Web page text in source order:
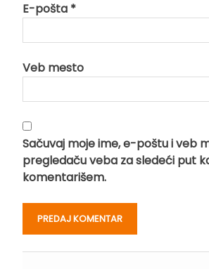
E-pošta *
Veb mesto
Sačuvaj moje ime, e-poštu i veb
pregledaču veba za sledeći put
komentarišem.